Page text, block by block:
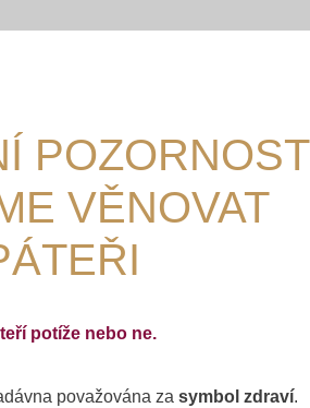
POZORNOST
VĚNOVAT
potíže nebo ne.
považována za symbol zdraví.